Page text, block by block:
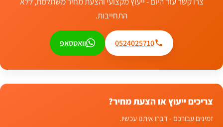
התחייבות.
0524025710 וואטסאפ
צריכים ייעוץ או הצעת מחיר?
זמינים עבורכם - דברו איתנו עכשיו.